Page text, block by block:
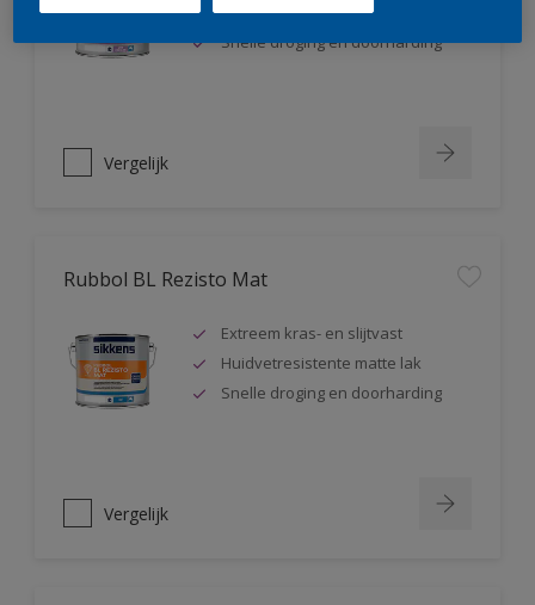
Huidvetresistente zijdeglanslak
Snelle droging en doorharding
Vergelijk
Rubbol BL Rezisto Mat
Extreem kras- en slijtvast
Huidvetresistente matte lak
Snelle droging en doorharding
Vergelijk